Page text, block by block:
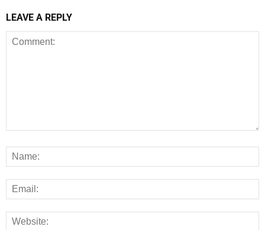
LEAVE A REPLY